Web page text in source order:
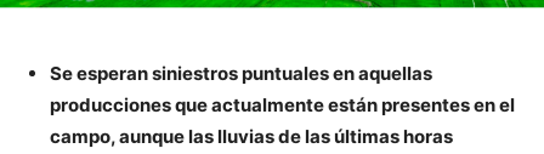
Se esperan siniestros puntuales en aquellas
producciones que actualmente están presentes en el
campo, aunque las lluvias de las últimas horas